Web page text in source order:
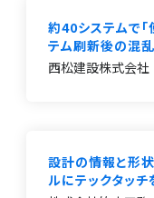
約40システムで「
テム刷新後の混
西松建設株式会社
設計の情報と形
ルにテックタッチ